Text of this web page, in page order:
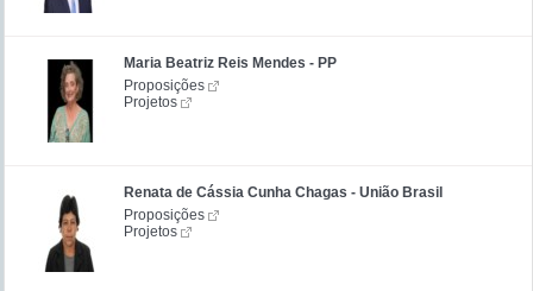
Maria Beatriz Reis Mendes - PP
Proposições
Projetos
Renata de Cássia Cunha Chagas - União Brasil
Proposições
Projetos